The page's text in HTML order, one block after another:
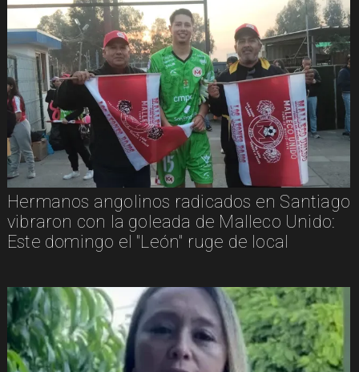
Hermanos angolinos radicados en Santiago
vibraron con la goleada de Malleco Unido:
Este domingo el "León" ruge de local